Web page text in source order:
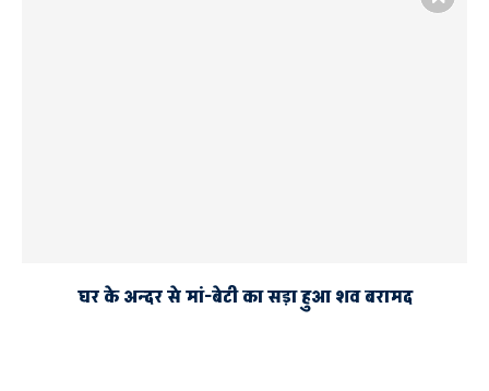
घर के अन्दर से मां-बेटी का सड़ा हुआ शव बरामद